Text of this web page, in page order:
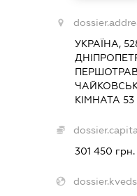
УКРАЇНА,
КІМНАТА 53
301 450 грн.